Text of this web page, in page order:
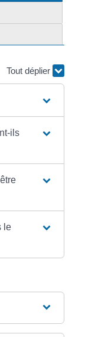
Tout déplier
ils
le